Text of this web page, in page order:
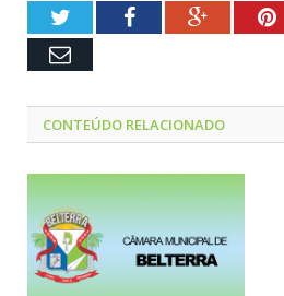
TwitterFacebookGoogle+
Email
CONTEÚDO RELACIONADO